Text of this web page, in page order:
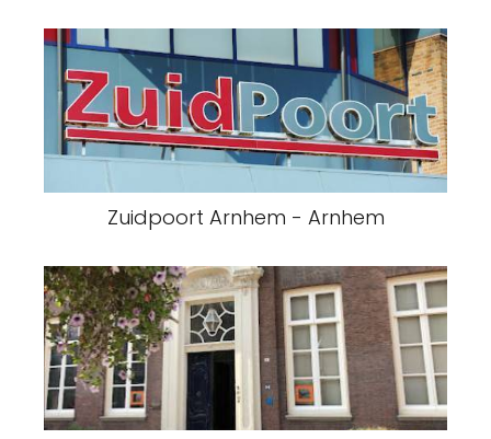
Zuidpoort Arnhem - Arnhem